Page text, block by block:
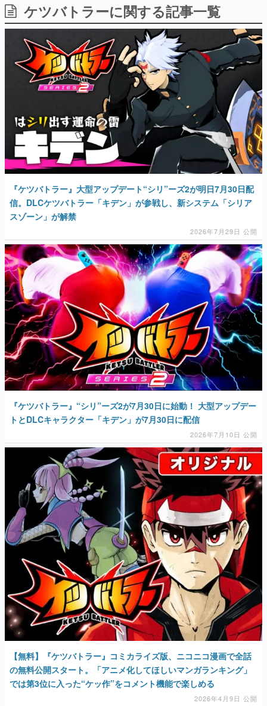
日本のコンテンツ産業やカルチャーに与えた影響を探る企
画です。
日本モバイルゲーム産業史
日本のモバイルゲーム史における主要なトピック・タイト
ルを網羅するほか、開発者へのインタビューや識者による
解説を掲載。約20年の歴史が一望できる決定版！
若ゲのいたり〜ゲームクリエイターの青春〜
『うつヌケ』『ペンと箸』等で知られるマンガ家・田中圭
一先生によるゲーム業界レポートマンガです。
なんでゲームは面白い？
ゲーム開発者・hamatsu氏がゲームの魅力を画面や操作の
具体的な形から解き明かしていく、硬派で骨太な評論連載
です。
ゲームが変えた日本語
「経験値」「裏技」「ラスボス」… ゲームにまつわる言葉
の起源や用法の変遷を、コンピューター文化史研究家・タ
イニーP氏が徹底調査。
カテゴリ
特集記事
マンガ
女性向け
アプリレビュー
その他
電ファミニコゲーマーとは？
運営：株式会社マレ
ケツバトラーに関する記事一覧
『ケツバトラー』大型アップデート“シリ”ーズ2が明日7月30日配
信。DLCケツバトラー「キデン」が参戦し、新システム「シリア
スゾーン」が解禁
2026年7月29日 公開
『ケツバトラー』“シリ”ーズ2が7月30日に始動！ 大型アップデー
トとDLCキャラクター「キデン」が7月30日に配信
2026年7月10日 公開
【無料】『ケツバトラー』コミカライズ版、ニコニコ漫画で全話
の無料公開スタート。「アニメ化してほしいマンガランキング」
では第3位に入った“ケッ作”をコメント機能で楽しめる
2026年4月9日 公開